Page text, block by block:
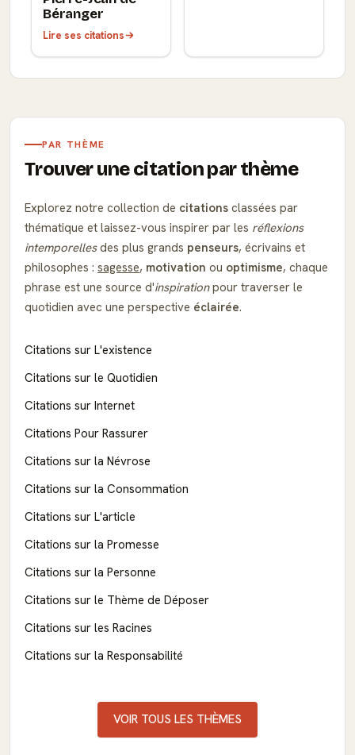
Béranger
Lire ses citations
PAR THÈME
Trouver une citation par thème
Explorez notre collection de citations classées par
thématique et laissez-vous inspirer par les réflexions
intemporellesdes plus grands penseurs, écrivains et
philosophes : sagesse, motivation ou optimisme, chaque
phrase est une source d'inspirationpour traverser le
quotidien avec une perspective éclairée.
Citations sur L'existence
Citations sur le Quotidien
Citations sur Internet
Citations Pour Rassurer
Citations sur la Névrose
Citations sur la Consommation
Citations sur L'article
Citations sur la Promesse
Citations sur la Personne
Citations sur le Thème de Déposer
Citations sur les Racines
Citations sur la Responsabilité
VOIR TOUS LES THÈMES